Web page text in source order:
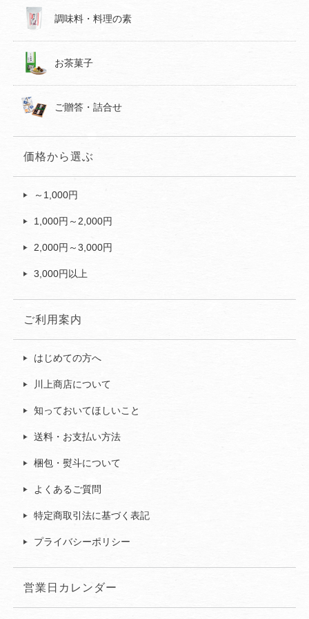
調味料・料理の素
お茶菓子
ご贈答・詰合せ
価格から選ぶ
～1,000円
1,000円～2,000円
2,000円～3,000円
3,000円以上
ご利用案内
はじめての方へ
川上商店について
知っておいてほしいこと
送料・お支払い方法
梱包・熨斗について
よくあるご質問
特定商取引法に基づく表記
プライバシーポリシー
営業日カレンダー